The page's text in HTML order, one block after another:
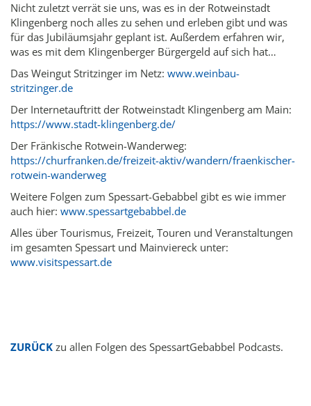
Nicht zuletzt verrät sie uns, was es in der Rotweinstadt
Klingenberg noch alles zu sehen und erleben gibt und was
für das Jubiläumsjahr geplant ist. Außerdem erfahren wir,
was es mit dem Klingenberger Bürgergeld auf sich hat…
Das Weingut Stritzinger im Netz: www.weinbau-
stritzinger.de
Der Internetauftritt der Rotweinstadt Klingenberg am Main:
https://www.stadt-klingenberg.de/
Der Fränkische Rotwein-Wanderweg:
https://churfranken.de/freizeit-aktiv/wandern/fraenkischer-
rotwein-wanderweg
Weitere Folgen zum Spessart-Gebabbel gibt es wie immer
auch hier: www.spessartgebabbel.de
Alles über Tourismus, Freizeit, Touren und Veranstaltungen
im gesamten Spessart und Mainviereck unter:
www.visitspessart.de
ZURÜCK zu allen Folgen des SpessartGebabbel Podcasts.